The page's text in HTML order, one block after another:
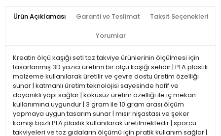
Ürün Açıklaması Garanti ve Teslimat Taksit Seçenekleri
Yorumlar
Kreatin ölçü kaşığı seti toz takviye ürünlerinin ölçülmesi için
tasarlanmış 3D yazıcı üretimi bir ölçü kaşığı setidir | PLA plastik
malzeme kullanılarak üretilir ve çevre dostu üretim özelliği
sunar | katmanlı üretim teknolojisi sayesinde hafif ve
dayanıklı yapı sağlar | kokusuz üretim özelliği ile iç mekan
kullanımına uygundur | 3 gram ile 10 gram arası ölçüm
yapmaya uygun tasarım sunar | mısır nişastası ve şeker
kamışı bazlı PLA plastik kullanılarak üretilmektedir | sporcu
takviyeleri ve toz gıdaların ölçümü için pratik kullanım sağlar |